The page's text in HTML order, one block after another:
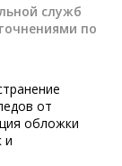
служб
по
от
обложки
и